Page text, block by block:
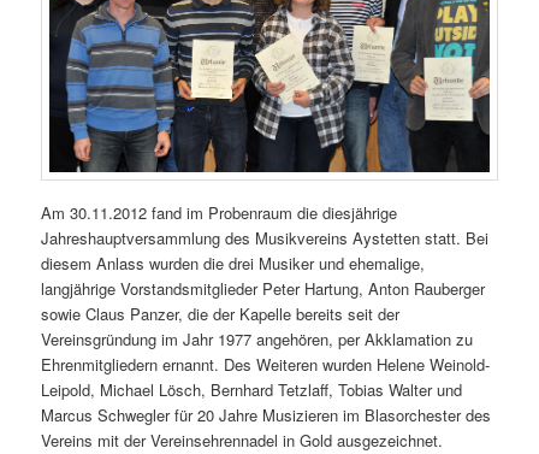
Am 30.11.2012 fand im Probenraum die diesjährige
Jahreshauptversammlung des Musikvereins Aystetten statt. Bei
diesem Anlass wurden die drei Musiker und ehemalige,
langjährige Vorstandsmitglieder Peter Hartung, Anton Rauberger
sowie Claus Panzer, die der Kapelle bereits seit der
Vereinsgründung im Jahr 1977 angehören, per Akklamation zu
Ehrenmitgliedern ernannt. Des Weiteren wurden Helene Weinold-
Leipold, Michael Lösch, Bernhard Tetzlaff, Tobias Walter und
Marcus Schwegler für 20 Jahre Musizieren im Blasorchester des
Vereins mit der Vereinsehrennadel in Gold ausgezeichnet.